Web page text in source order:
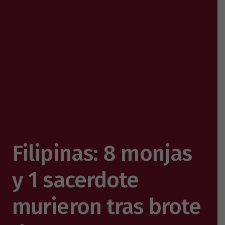
Filipinas: 8 monjas
y 1 sacerdote
murieron tras brote